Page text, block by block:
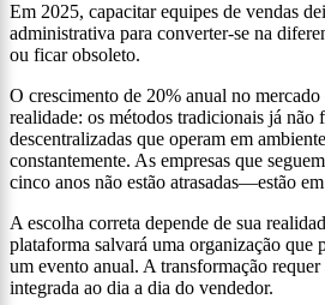
Em 2025, capacitar equipes de vendas
administrativa para converter-se na
ou ficar obsoleto.
O crescimento de 20% anual no
realidade: os métodos tradicionais já não
descentralizadas que operam em
constantemente. As empresas que
cinco anos não estão atrasadas—estão
A escolha correta depende de sua
plataforma salvará uma organização que
um evento anual. A transformação
integrada ao dia a dia do vendedor.